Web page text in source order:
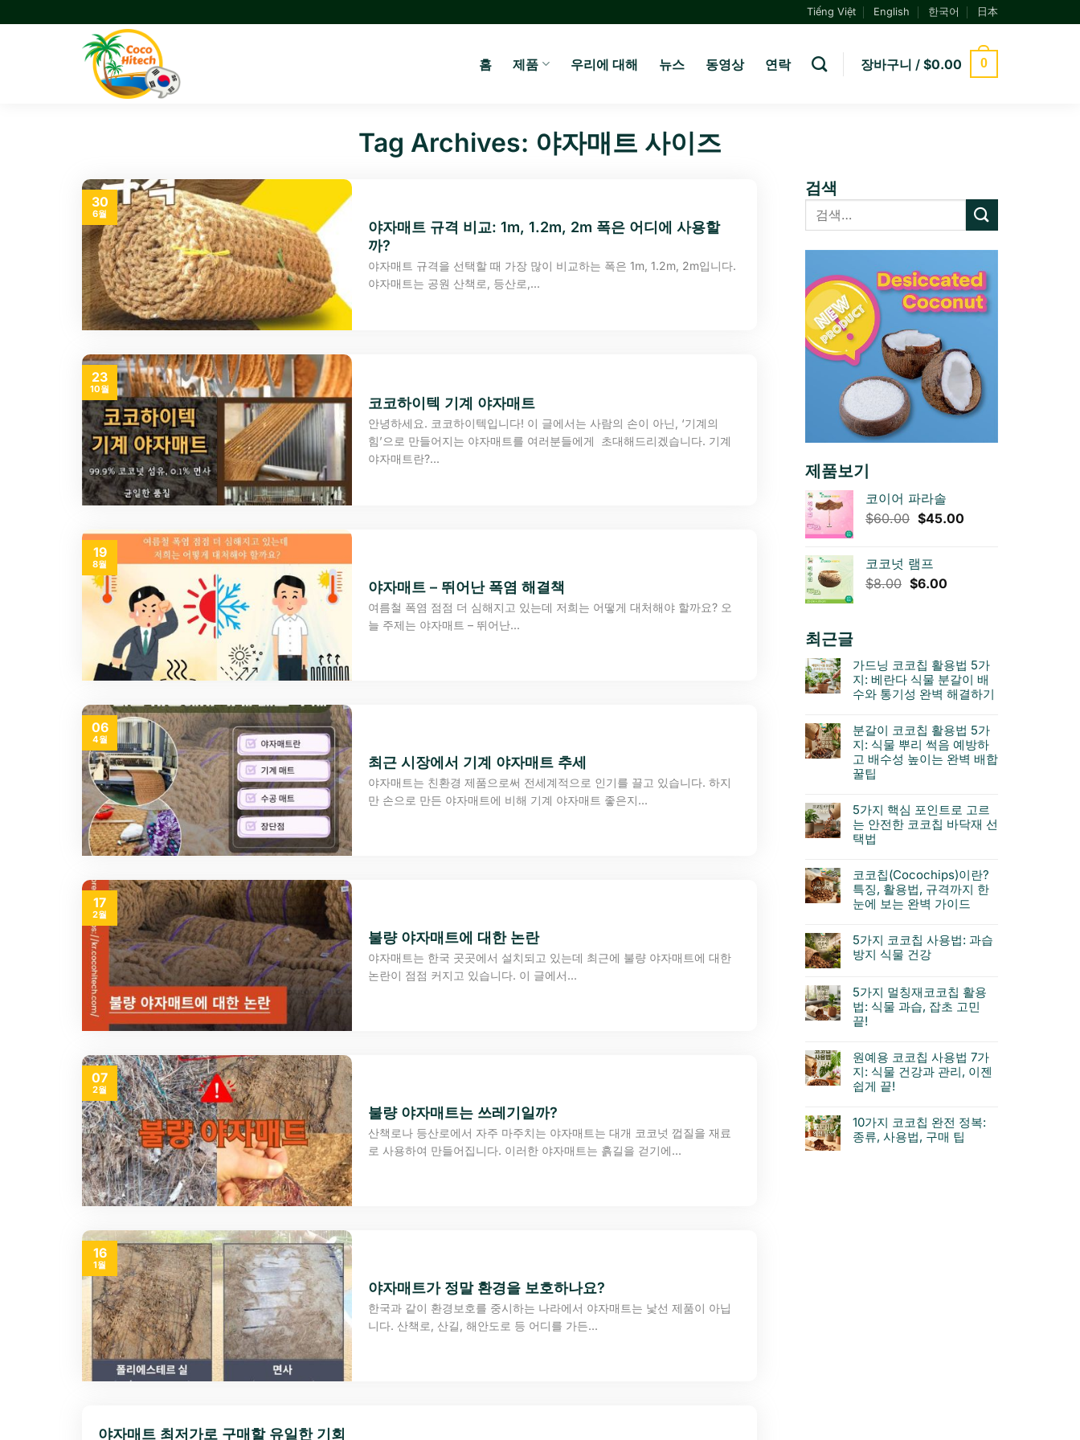
to
Tiếng Việt English 한국어 日本
홈 제품 우리에 대해 뉴스 동영상 연락 장바구니 / $0.00 0
Tag Archives: 야자매트 사이즈
야자매트 규격 비교: 1m, 1.2m, 2m 폭은 어디에 사용할
까?
야자매트 규격을 선택할 때 가장 많이 비교하는 폭은 1m, 1.2m, 2m입니다.
야자매트는 공원 산책로, 등산로,...
30
6월
코코하이텍 기계 야자매트
안녕하세요. 코코하이텍입니다! 이 글에서는 사람의 손이 아닌, ‘기계의
힘’으로 만들어지는 야자매트를 여러분들에게 초대해드리겠습니다. 기계
야자매트란?...
23
10월
야자매트 – 뛰어난 폭염 해결책
여름철 폭염 점점 더 심해지고 있는데 저희는 어떻게 대처해야 할까요? 오
늘 주제는 야자매트 – 뛰어난...
19
8월
최근 시장에서 기계 야자매트 추세
야자매트는 친환경 제품으로써 전세계적으로 인기를 끌고 있습니다. 하지
만 손으로 만든 야자매트에 비해 기계 야자매트 좋은지...
06
4월
불량 야자매트에 대한 논란
야자매트는 한국 곳곳에서 설치되고 있는데 최근에 불량 야자매트에 대한
논란이 점점 커지고 있습니다. 이 글에서...
17
2월
불량 야자매트는 쓰레기일까?
산책로나 등산로에서 자주 마주치는 야자매트는 대개 코코넛 껍질을 재료
로 사용하여 만들어집니다. 이러한 야자매트는 흙길을 걷기에...
07
2월
야자매트가 정말 환경을 보호하나요?
한국과 같이 환경보호를 중시하는 나라에서 야자매트는 낯선 제품이 아닙
니다. 산책로, 산길, 해안도로 등 어디를 가든...
16
1월
야자매트 최저가로 구매할 유일한 기회
검색
제품보기
코이어 파라솔
$60.00 원
격:
$60.00.
$45.00현
코코넛 램프
$8.00 원
$6.00현
최근글
가드닝 코코칩 활용법 5가
지: 베란다 식물 분갈이 배
수와 통기성 완벽 해결하기
분갈이 코코칩 활용법 5가
지: 식물 뿌리 썩음 예방하
고 배수성 높이는 완벽 배합
꿀팁
5가지 핵심 포인트로 고르
는 안전한 코코칩 바닥재 선
택법
코코칩(Cocochips)이란?
특징, 활용법, 규격까지 한
눈에 보는 완벽 가이드
5가지 코코칩 사용법: 과습
방지 식물 건강
5가지 멀칭재코코칩 활용
법: 식물 과습, 잡초 고민
끝!
원예용 코코칩 사용법 7가
지: 식물 건강과 관리, 이젠
쉽게 끝!
10가지 코코칩 완전 정복:
종류, 사용법, 구매 팁